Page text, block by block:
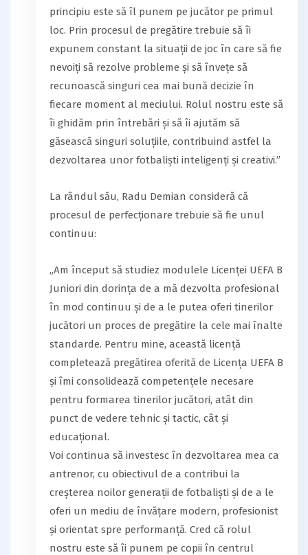
principiu este să îl punem pe jucător pe primul
loc. Prin procesul de pregătire trebuie să îi
expunem constant la situații de joc în care să fie
nevoiți să rezolve probleme și să învețe să
recunoască singuri cea mai bună decizie în
fiecare moment al meciului. Rolul nostru este să
îi ghidăm prin întrebări și să îi ajutăm să
găsească singuri soluțiile, contribuind astfel la
dezvoltarea unor fotbaliști inteligenți și creativi.”
La rândul său, Radu Demian consideră că
procesul de perfecționare trebuie să fie unul
continuu:
„Am început să studiez modulele Licenței UEFA B
Juniori din dorința de a mă dezvolta profesional
în mod continuu și de a le putea oferi tinerilor
jucători un proces de pregătire la cele mai înalte
standarde. Pentru mine, această licență
completează pregătirea oferită de Licența UEFA B
și îmi consolidează competențele necesare
pentru formarea tinerilor jucători, atât din
punct de vedere tehnic și tactic, cât și
educațional.
Voi continua să investesc în dezvoltarea mea ca
antrenor, cu obiectivul de a contribui la
creșterea noilor generații de fotbaliști și de a le
oferi un mediu de învățare modern, profesionist
și orientat spre performanță. Cred că rolul
nostru este să îi punem pe copii în centrul